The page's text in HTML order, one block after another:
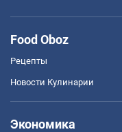
Food Oboz
Рецепты
Новости Кулинарии
Экономика